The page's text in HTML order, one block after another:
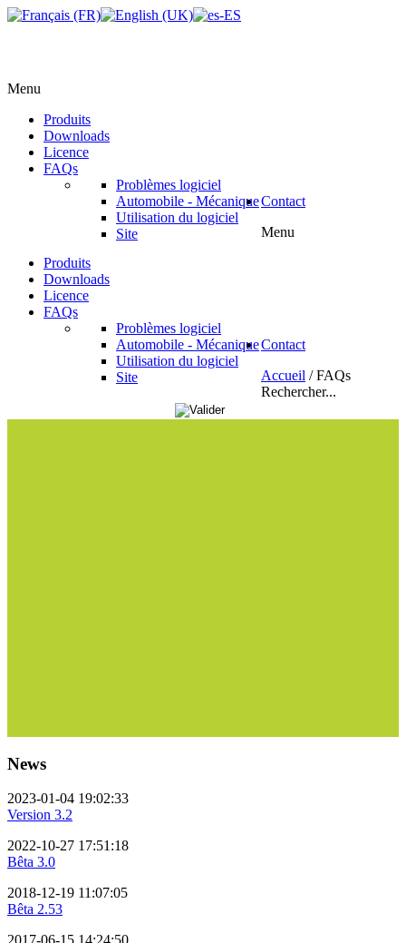
Menu
Produits
Downloads
Licence
FAQs
Problèmes logiciel
Automobile - Mécanique
Utilisation du logiciel
Site
Contact
Menu
Produits
Downloads
Licence
FAQs
Problèmes logiciel
Automobile - Mécanique
Utilisation du logiciel
Site
Contact
Accueil /FAQs
Rechercher...
News
2023-01-04 19:02:33
Version 3.2
2022-10-27 17:51:18
Bêta 3.0
2018-12-19 11:07:05
Bêta 2.53